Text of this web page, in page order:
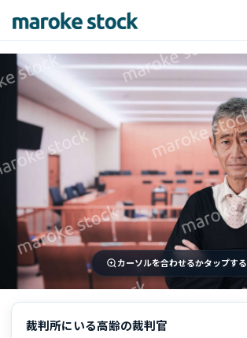
カーソルを合わせるかタップす
裁判所にいる高齢の裁判官